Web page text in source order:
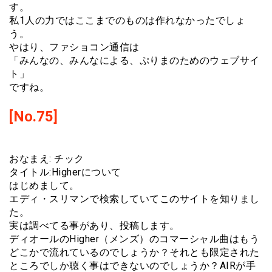
す。
私1人の力ではここまでのものは作れなかったでしょ
う。
やはり、ファショコン通信は
「みんなの、みんなによる、ぷりまのためのウェブサイ
ト」
ですね。
[No.75]
おなまえ: チック
タイトル:Higherについて
はじめまして。
エディ・スリマンで検索していてこのサイトを知りまし
た。
実は調べてる事があり、投稿します。
ディオールのHigher（メンズ）のコマーシャル曲はもう
どこかで流れているのでしょうか？それとも限定された
ところでしか聴く事はできないのでしょうか？AIRが手